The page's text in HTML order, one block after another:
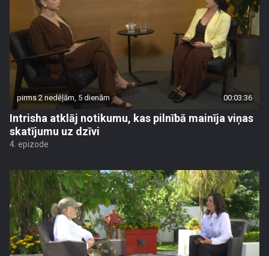
pirms 2 nedēļām, 5 dienām 00:03:36
Intrisha atklāj notikumu, kas pilnībā mainīja viņas
skatījumu uz dzīvi
4. epizode